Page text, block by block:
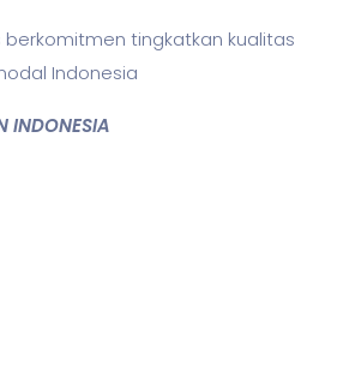
tingkatkan kualitas
Indonesia
INDONESIA